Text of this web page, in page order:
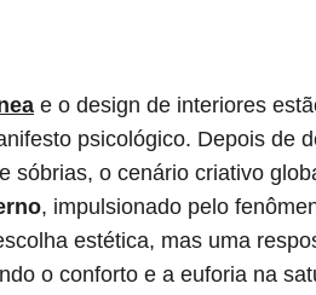
e o design de interiores
psicológico. Depois de
sóbrias, o cenário criativo
, impulsionado pelo
estética, mas uma
o conforto e a euforia na